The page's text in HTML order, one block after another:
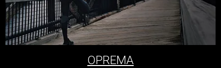
OPREMA